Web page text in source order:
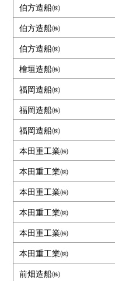
伯方造船㈱
伯方造船㈱
伯方造船㈱
檜垣造船㈱
福岡造船㈱
福岡造船㈱
福岡造船㈱
本田重工業㈱
本田重工業㈱
本田重工業㈱
本田重工業㈱
本田重工業㈱
本田重工業㈱
前畑造船㈱